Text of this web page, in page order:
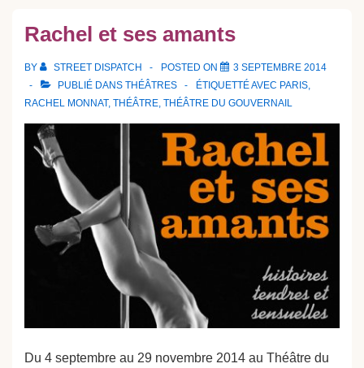
Rachel et ses amants
BY STREET DISPATCH POSTED ON
3 SEPTEMBRE 2014
PUBLIÉ DANS THÉÂTRES ÉTIQUETTÉ AVEC PARIS,
RACHEL MONNAT, THÉÂTRE, THÉÂTRE DU GOUVERNAIL
Du 4 septembre au 29 novembre 2014 au Théâtre du